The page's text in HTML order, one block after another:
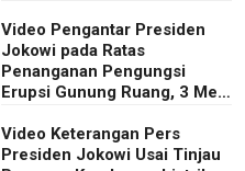
Video Pengantar Presiden
Jokowi pada Ratas
Penanganan Pengungsi
Erupsi Gunung Ruang, 3 Mei
Video Keterangan Pers
Presiden Jokowi Usai Tinjau